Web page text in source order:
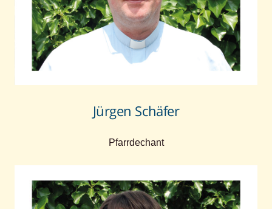
Jürgen Schäfer
Pfarrdechant